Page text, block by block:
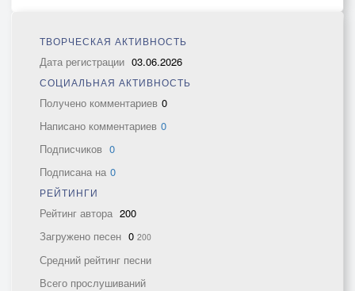
ТВОРЧЕСКАЯ АКТИВНОСТЬ
Дата регистрации 03.06.2026
СОЦИАЛЬНАЯ АКТИВНОСТЬ
Получено комментариев 0
Написано комментариев 0
Подписчиков 0
Подписана на 0
РЕЙТИНГИ
Рейтинг автора 200
Загружено песен 0 200
Средний рейтинг песни
Всего прослушиваний